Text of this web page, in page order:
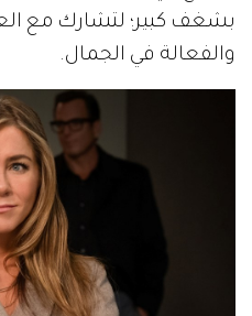
بشغف كبير؛ لتشارك مع
والفعالة في الجمال.